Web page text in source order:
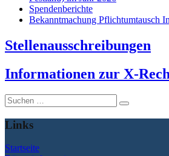
Spendenberichte
Bekanntmachung Pflichtumtausch
Stellenausschreibungen
Informationen zur X-
Suche
nach:
Links
Startseite